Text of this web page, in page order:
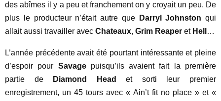
des abîmes il y a peu et franchement on y croyait un peu. De
plus le producteur n’était autre que
Darryl Johnston qui
allait aussi travailler avec Chateaux, Grim Reaper et Hell …
L’année précédente avait été pourtant intéressante et pleine
d’espoir pour Savagepuisqu’ils avaient fait la première
partie de
Diamond Head
et sorti leur premier
enregistrement, un 45 tours avec « Ain’t fit no place » et «